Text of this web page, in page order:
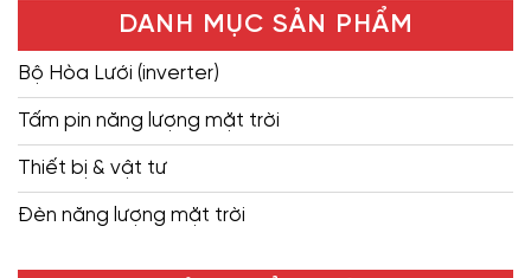
DANH MỤC SẢN PHẨM
Bộ Hòa Lưới (inverter)
Tấm pin năng lượng mặt trời
Thiết bị & vật tư
Đèn năng lượng mặt trời